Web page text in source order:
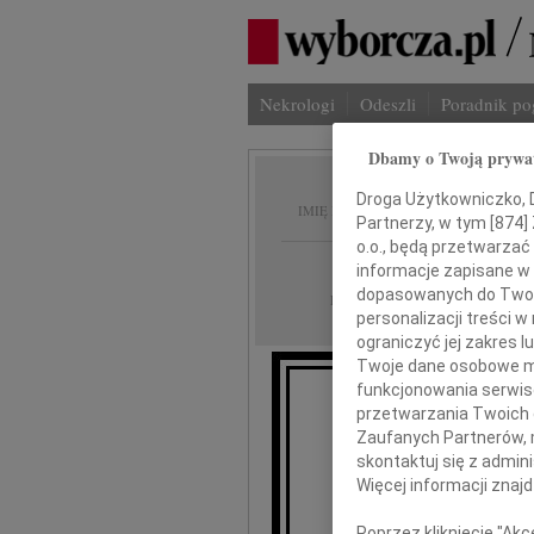
Nekrologi Odeszli Poradnik
IMIĘ I NAZWISKO: Jerzy
REGION: Gdańsk
DATA EMISJI: 08.02.2020
że
odszedł od
Dbamy o Twoją
Droga Użytkowniczko,
Partnerzy, w tym [874]
o.o., będą
informacje zapisane
dopasowanych do
personalizacji treści w
ograniczyć jej zakres
Twoje dane osobowe
funkcjonowania
przetwarzania Twoich
Zaufanych Partnerów,
skontaktuj się z
Więcej informacji